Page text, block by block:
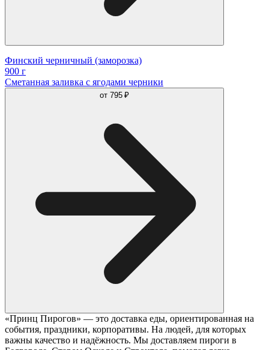
Финский черничный (заморозка)
900 г
Сметанная заливка с ягодами черники
от 795 ₽
«Принц Пирогов» — это доставка еды, ориентированная на
события, праздники, корпоративы. На людей, для которых
важны качество и надёжность. Мы доставляем пироги в